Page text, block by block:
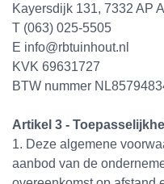
Kayersdijk 131, 7332 AP
T (063) 025-5505
E info@rbtuinhout.nl
KVK 69631727
BTW nummer
Artikel 3 -
1. Deze algemene
aanbod van de